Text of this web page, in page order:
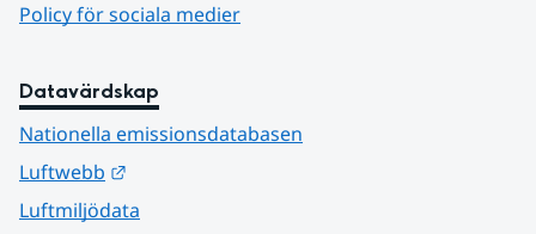
Policy för sociala medier
Datavärdskap
Nationella emissionsdatabasen
Luftwebb
Luftmiljödata